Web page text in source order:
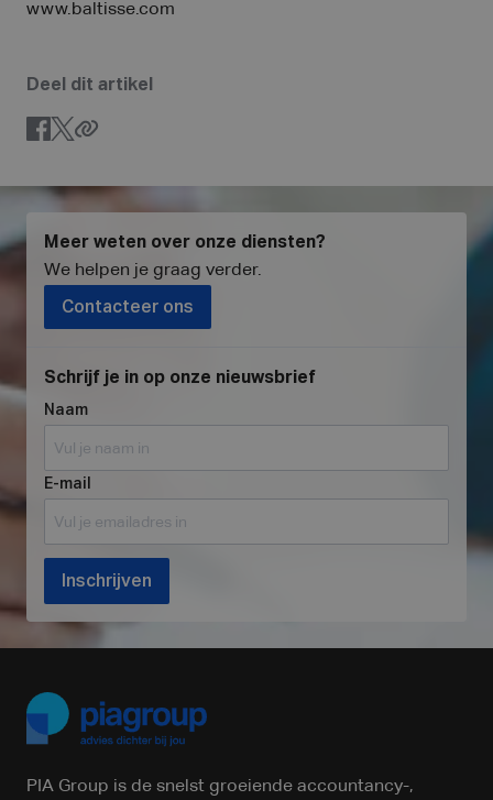
www.baltisse.com
Deel dit artikel
Meer weten over onze diensten?
We helpen je graag verder.
Contacteer ons
Schrijf je in op onze nieuwsbrief
Naam
E-mail
Inschrijven
PIA Group is de snelst groeiende accountancy-,